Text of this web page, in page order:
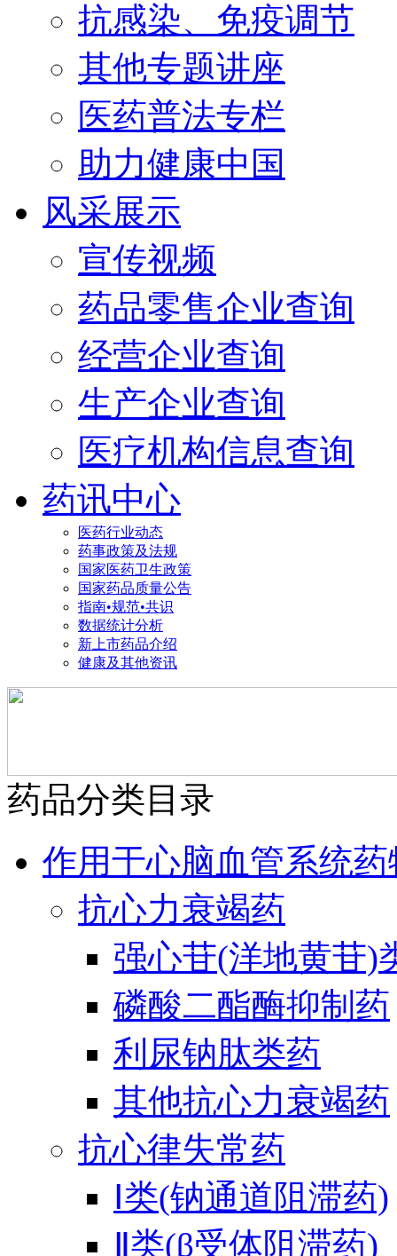
抗感染、免疫调节
其他专题讲座
医药普法专栏
助力健康中国
风采展示
宣传视频
药品零售企业查询
经营企业查询
生产企业查询
医疗机构信息查询
药讯中心
医药行业动态
药事政策及法规
国家医药卫生政策
国家药品质量公告
指南•规范•共识
数据统计分析
新上市药品介绍
健康及其他资讯
药品分类目录
作用于心脑血管系统药
抗心力衰竭药
强心苷(洋地黄苷)
磷酸二酯酶抑制药
利尿钠肽类药
其他抗心力衰竭药
抗心律失常药
Ⅰ类(钠通道阻滞药)
Ⅱ类(β受体阻滞药)